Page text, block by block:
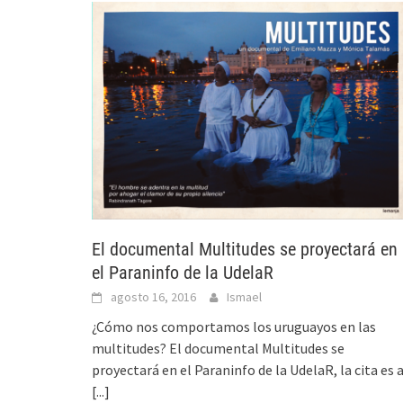
El documental Multitudes se proyectará en
el Paraninfo de la UdelaR
agosto 16, 2016 Ismael
¿Cómo nos comportamos los uruguayos en las
multitudes? El documental Multitudes se
proyectará en el Paraninfo de la UdelaR, la cita es a
[...]